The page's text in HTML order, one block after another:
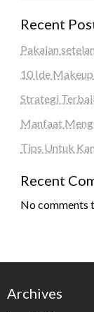
Recent
Pakaian
10 Ide
Strategi
Manfaat
Tips Untuk
Recent
No comments
Archives